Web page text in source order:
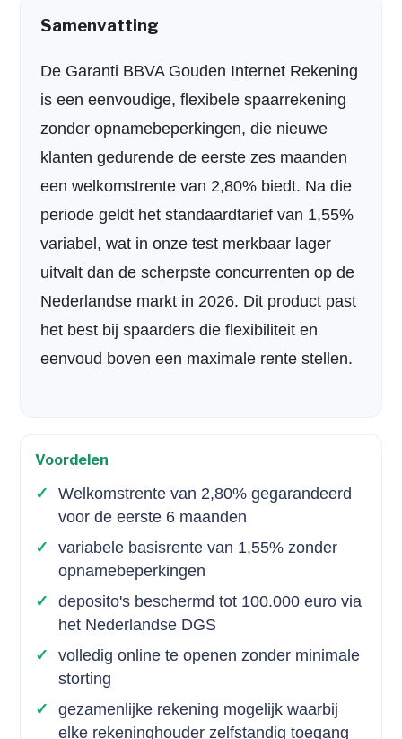
Samenvatting
De Garanti BBVA Gouden Internet Rekening
is een eenvoudige, flexibele spaarrekening
zonder opnamebeperkingen, die nieuwe
klanten gedurende de eerste zes maanden
een welkomstrente van 2,80% biedt. Na die
periode geldt het standaardtarief van 1,55%
variabel, wat in onze test merkbaar lager
uitvalt dan de scherpste concurrenten op de
Nederlandse markt in 2026. Dit product past
het best bij spaarders die flexibiliteit en
eenvoud boven een maximale rente stellen.
Voordelen
Welkomstrente van 2,80% gegarandeerd
voor de eerste 6 maanden
variabele basisrente van 1,55% zonder
opnamebeperkingen
deposito's beschermd tot 100.000 euro via
het Nederlandse DGS
volledig online te openen zonder minimale
storting
gezamenlijke rekening mogelijk waarbij
elke rekeninghouder zelfstandig toegang